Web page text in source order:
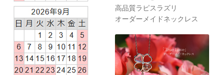
高品質ラピスラズリ
オーダーメイドネックレス